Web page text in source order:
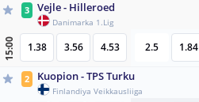
3 Vejle - Hilleroed
Danimarka 1.Lig
15:00 1.38 3.56 4.53 2.5 1.84
2 Kuopion - TPS Turku
Finlandiya Veikkausliiga